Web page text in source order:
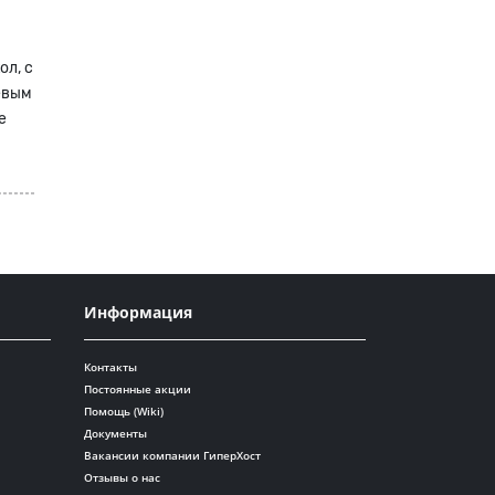
с
Информация
Контакты
Постоянные акции
Помощь (Wiki)
Документы
Вакансии компании ГиперХост
Отзывы о нас